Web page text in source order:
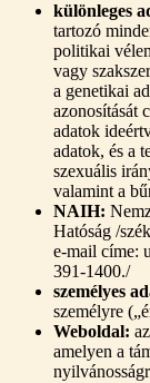
különleges
tartozó
politikai
vagy
a genetikai
azonosítását
adatok
adatok, és a
szexuális
valamint a
NAIH:
Hatóság /
e-mail címe:
391-1400./
személyes
személyre
Weboldal:
amelyen a